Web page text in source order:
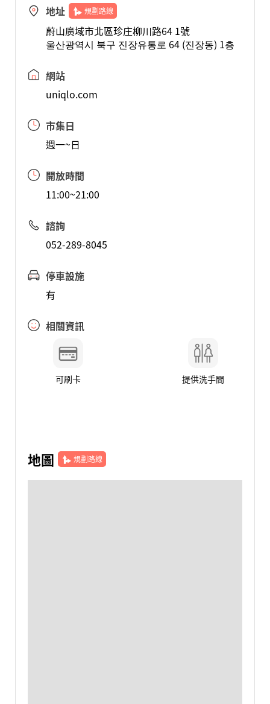
地址 規劃路線
蔚山廣域市北區珍庄柳川路64 1號
울산광역시 북구 진장유통로 64 (진장동) 1층
網站
uniqlo.com
市集日
週一~日
開放時間
11:00~21:00
諮詢
052-289-8045
停車設施
有
相關資訊
可刷卡 提供洗手間
地圖 規劃路線